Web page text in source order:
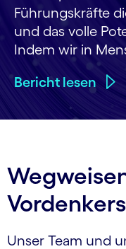
Führungskräfte
und das volle
Indem wir in
Bericht lesen
Unser Team und